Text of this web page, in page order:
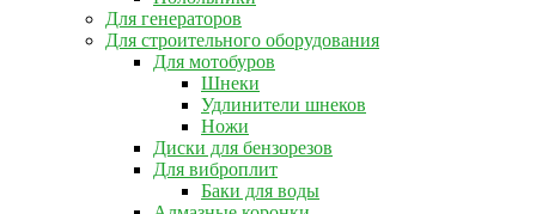
Для генераторов
Для строительного оборудования
Для мотобуров
Шнеки
Удлинители шнеков
Ножи
Диски для бензорезов
Для виброплит
Баки для воды